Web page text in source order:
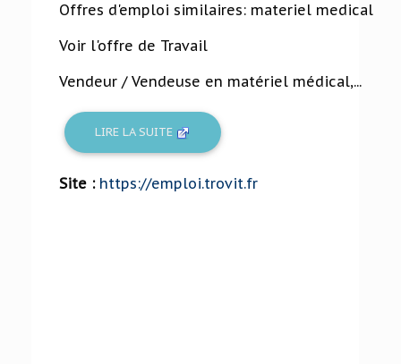
Offres d'emploi similaires: materiel medical
Voir l'offre de Travail
Vendeur / Vendeuse en matériel médical,...
LIRE LA SUITE
Site : https://emploi.trovit.fr